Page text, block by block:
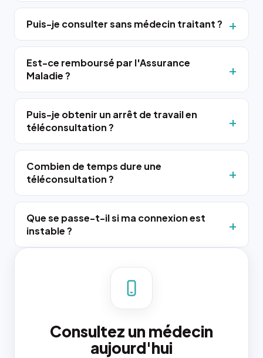
Puis-je consulter sans médecin traitant ?
Est-ce remboursé par l'Assurance
Maladie ?
Puis-je obtenir un arrêt de travail en
téléconsultation ?
Combien de temps dure une
téléconsultation ?
Que se passe-t-il si ma connexion est
instable ?
Consultez un médecin
aujourd'hui